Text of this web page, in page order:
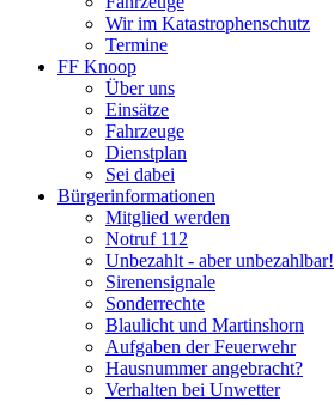
Wir im Katastrophenschutz
Termine
FF Knoop
Über uns
Einsätze
Fahrzeuge
Dienstplan
Sei dabei
Bürgerinformationen
Mitglied werden
Notruf 112
Unbezahlt - aber unbezahlbar!
Sirenensignale
Sonderrechte
Blaulicht und Martinshorn
Aufgaben der Feuerwehr
Hausnummer angebracht?
Verhalten bei Unwetter